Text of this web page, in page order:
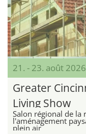
21. - 23. août 2026
Greater
Living Show
Salon régional de
l'aménagement
plein air